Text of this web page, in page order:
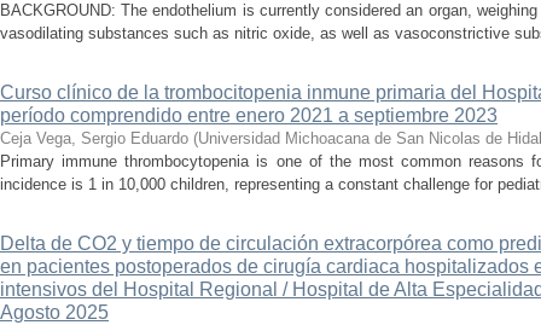
BACKGROUND: The endothelium is currently considered an organ,
vasodilating substances such as nitric oxide, as well as vasoconstrictive
Curso clínico de la trombocitopenia inmune primaria del
período comprendido entre enero 2021 a septiembre 2023
Ceja Vega, Sergio Eduardo (Universidad Michoacana de San Nicolas de
Primary immune thrombocytopenia is one of the most common reasons
incidence is 1 in 10,000 children, representing a constant challenge for
Delta de CO2 y tiempo de circulación extracorpórea como
en pacientes postoperados de cirugía cardiaca hospitalizados
intensivos del Hospital Regional / Hospital de Alta
Agosto 2025